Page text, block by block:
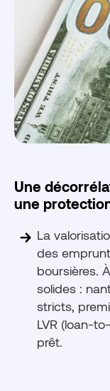
Une
une
La
des
boursières.
solides :
stricts,
LVR (loan-
prêt.